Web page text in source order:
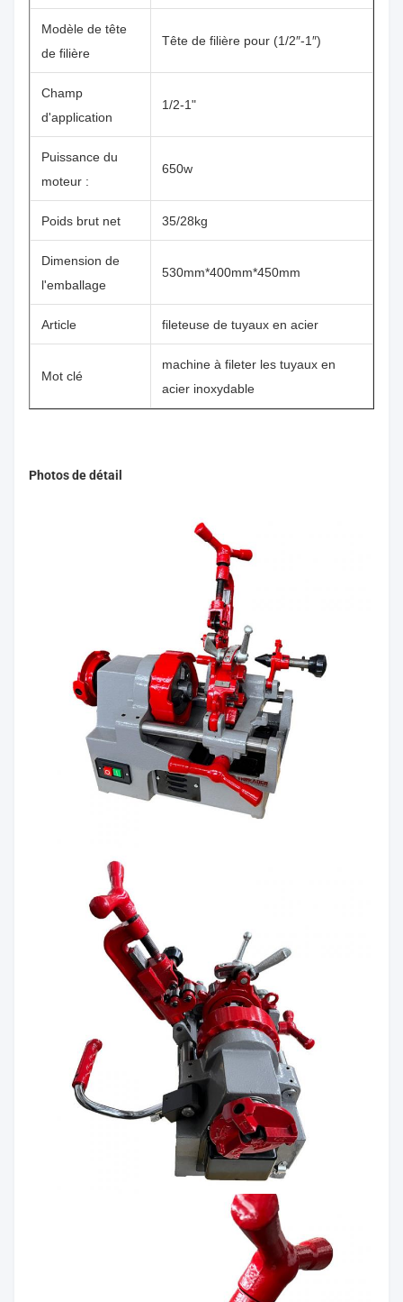
Modèle de tête
de filière
Tête de filière pour (1/2″-1″)
Champ
d'application
1/2-1"
Puissance du
moteur :
650w
Poids brut net 35/28kg
Dimension de
l'emballage
530mm*400mm*450mm
Article fileteuse de tuyaux en acier
Mot clé
machine à fileter les tuyaux en
acier inoxydable
Photos de détail